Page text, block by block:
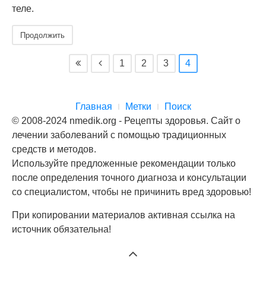
теле.
Продолжить
1 2 3 4
Главная Метки
Поиск
© 2008-2024 nmedik.org - Рецепты здоровья. Сайт о
лечении заболеваний с помощью традиционных
средств и методов.
Используйте предложенные рекомендации только
после определения точного диагноза и консультации
со специалистом, чтобы не причинить вред здоровью!
При копировании материалов активная ссылка на
источник обязательна!